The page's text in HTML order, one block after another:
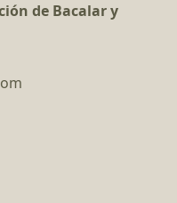
de Bacalar y